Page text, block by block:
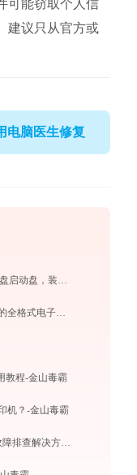
可能窃取个人信
建议只从官方或
电脑医生修复
稻壳阅读器使用教程：一款免费好用的全格式电子书与文档阅读神器
教程-金山毒霸
机？-金山毒霸
win10英雄联盟dll修复工具箱：全面故障排查解决方案-金山毒霸